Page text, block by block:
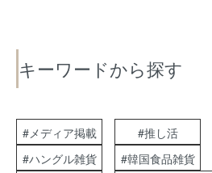
キーワードから探す
#メディア掲載 #推し活
#ハングル雑貨
#韓国食品雑貨